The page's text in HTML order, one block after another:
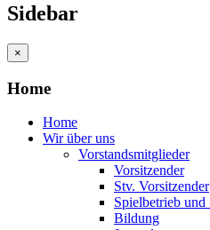
Sidebar
×
Home
Home
Wir über uns
Vorstandsmitglieder
Vorsitzender
Stv. Vorsitzender
Spielbetrieb und
Bildung